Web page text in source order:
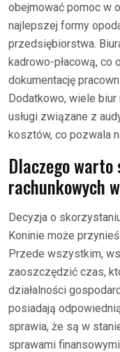
obejmować pomoc w
najlepszej formy
przedsiębiorstwa.
kadrowo-płacową, co
dokumentację
Dodatkowo, wiele biur
usługi związane z
kosztów, co pozwala
Dlaczego
rachunkowych
Decyzja o
Koninie może
Przede wszystkim,
zaoszczędzić czas,
działalności
posiadają
sprawia, że są w
sprawami